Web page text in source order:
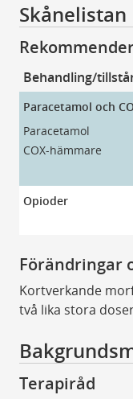
Skånelistan
Behandling/
Paracetamol och
Paracetamol
COX-hämmare
Opioder
Förändringar
Kortverkande
två lika stora
Terapiråd